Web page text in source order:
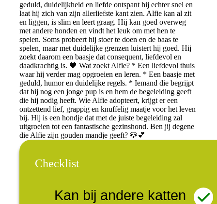
geduld, duidelijkheid en liefde ontspant hij echter snel en
laat hij zich van zijn allerliefste kant zien. Alfie kan al zit
en liggen, is slim en leert graag. Hij kan goed overweg
met andere honden en vindt het leuk om met hen te
spelen. Soms probeert hij stoer te doen en de baas te
spelen, maar met duidelijke grenzen luistert hij goed. Hij
zoekt daarom een baasje dat consequent, liefdevol en
daadkrachtig is. 💙 Wat zoekt Alfie? * Een liefdevol thuis
waar hij verder mag opgroeien en leren. * Een baasje met
geduld, humor en duidelijke regels. * Iemand die begrijpt
dat hij nog een jonge pup is en hem de begeleiding geeft
die hij nodig heeft. Wie Alfie adopteert, krijgt er een
ontzettend lief, grappig en knuffelig maatje voor het leven
bij. Hij is een hondje dat met de juiste begeleiding zal
uitgroeien tot een fantastische gezinshond. Ben jij degene
die Alfie zijn gouden mandje geeft? 🐶💕
Checklist
Kan bij andere katten